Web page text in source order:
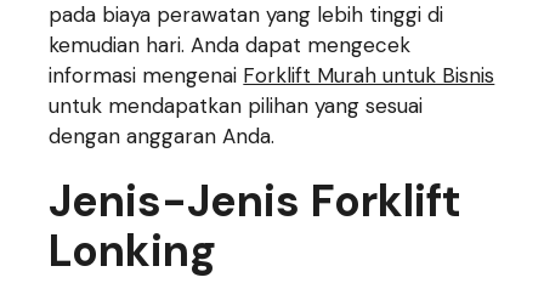
pada biaya perawatan yang lebih tinggi di
kemudian hari. Anda dapat mengecek
informasi mengenai Forklift Murah untuk Bisnis
untuk mendapatkan pilihan yang sesuai
dengan anggaran Anda.
Jenis-Jenis Forklift
Lonking